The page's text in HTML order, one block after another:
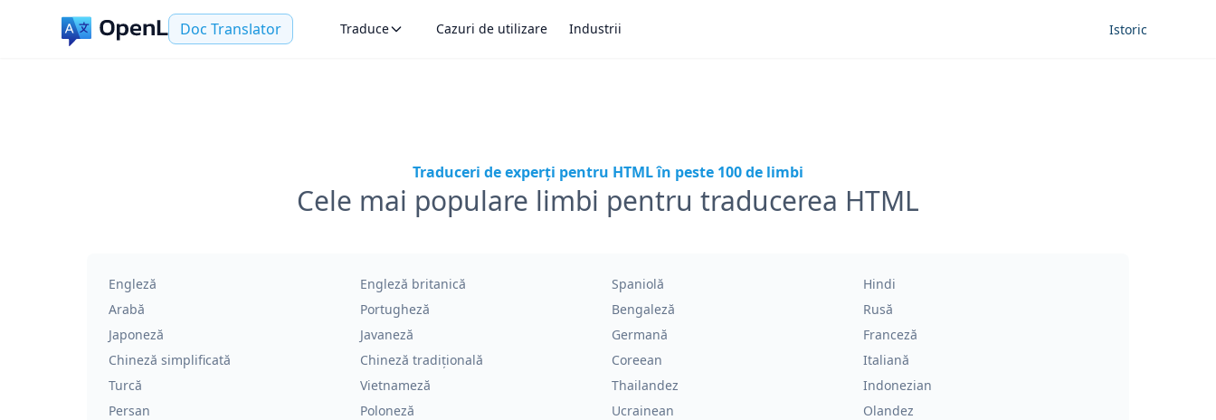
Doc Translator Traduce Cazuri de utilizare Industrii Istoric
Traduceri de experți pentru HTML în peste 100 de limbi
Cele mai populare limbi pentru traducerea HTML
Engleză Engleză britanică Spaniolă
Hindi
Arabă
Portugheză Bengaleză
Rusă
Japoneză
Javaneză Germană
Franceză
Chineză simplificată
Chineză tradițională Coreean
Italiană
Turcă
Vietnameză Thailandez
Indonezian
Persan
Poloneză Ucrainean
Olandez